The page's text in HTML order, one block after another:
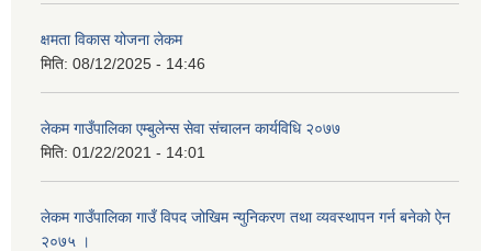
क्षमता विकास योजना लेकम
मिति: 08/12/2025 - 14:46
लेकम गाउँपालिका एम्बुलेन्स सेवा संचालन कार्यविधि २०७७
मिति: 01/22/2021 - 14:01
लेकम गाउँपालिका गाउँ विपद जोखिम न्युनिकरण तथा व्यवस्थापन गर्न बनेको ऐन
२०७५ ।